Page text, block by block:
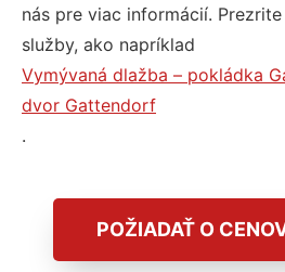
nás pre viac informácií.
služby, ako napríklad
Vymývaná dlažba – pokládka
dvor Gattendorf
.
POŽIADAŤ O